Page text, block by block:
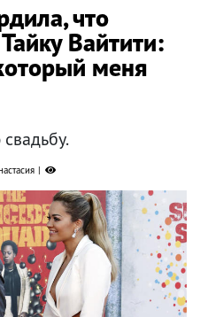
что
Вайтити:
меня